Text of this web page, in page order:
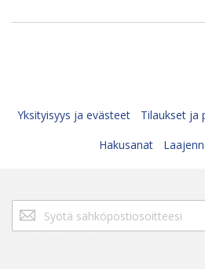
Yksityisyys ja evästeet Tilaukset ja
Hakusanat
Tilaa
uutiskirjeemme: